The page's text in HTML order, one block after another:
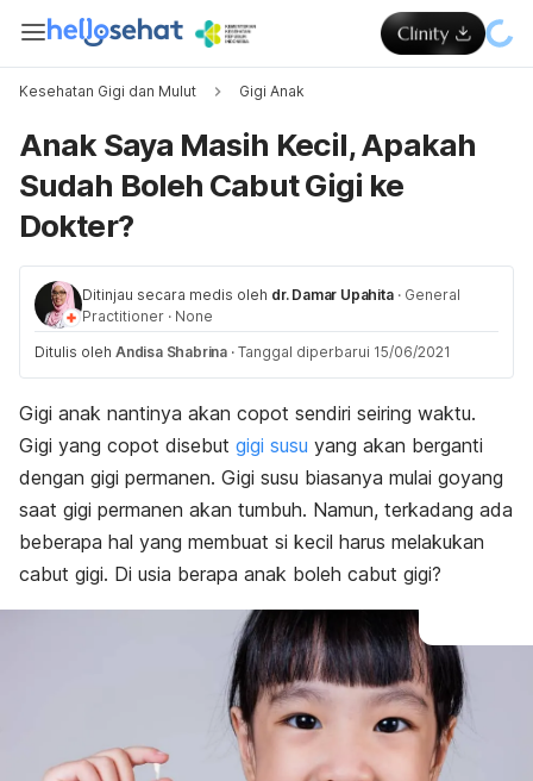
Kesehatan Gigi dan Mulut Gigi Anak
Anak Saya Masih Kecil, Apakah
Sudah Boleh Cabut Gigi ke
Dokter?
Ditinjau secara medis oleh dr. Damar Upahita · General
Practitioner · None
Ditulis oleh Andisa Shabrina · Tanggal diperbarui 15/06/2021
Gigi anak nantinya akan copot sendiri seiring waktu.
Gigi yang copot disebut gigi susu yang akan berganti
dengan gigi permanen. Gigi susu biasanya mulai goyang
saat gigi permanen akan tumbuh. Namun, terkadang ada
beberapa hal yang membuat si kecil harus melakukan
cabut gigi. Di usia berapa anak boleh cabut gigi?